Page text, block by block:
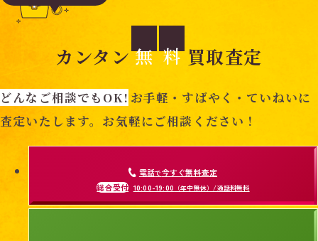
2(
2
カンタン 無 料 買取査定
どんなご相談でもOK! お手軽・すばやく・ていねいに
査定いたします。お気軽にご相談ください！
電話で今すぐ無料査定
総合受付 10:00-19:00 （年中無休）/通話料無料